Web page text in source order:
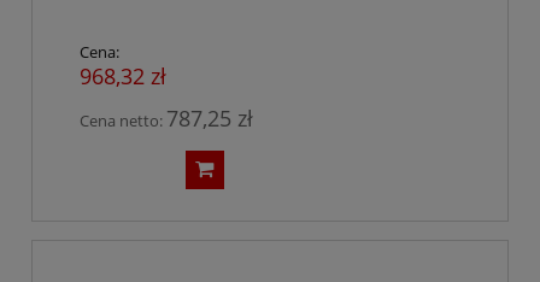
Cena:
968,32 zł
Cena netto: 787,25 zł